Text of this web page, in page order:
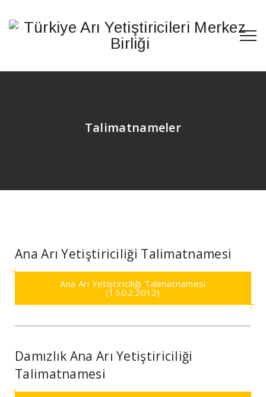
Talimatnameler
Ana Arı Yetiştiriciliği Talimatnamesi
Ana Arı Yetiştiriciliği Talimatnamesi
(15.02.2012)
Damızlık Ana Arı Yetiştiriciliği
Talimatnamesi